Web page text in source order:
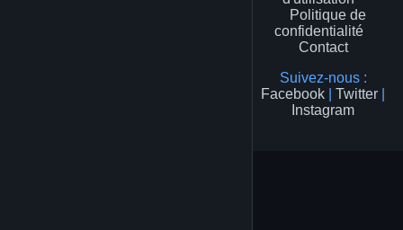
Politique de
confidentialité
Contact
Suivez-nous :
Facebook
Twitter
Instagram